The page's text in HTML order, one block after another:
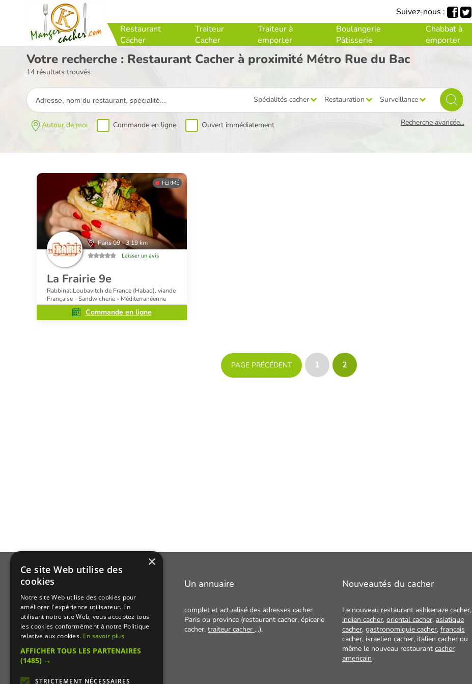
Restaurant
Cacher
Traiteur
Cacher
Traiteur à
emporter
Boulangerie
Pâtisserie
Chabbat à
emporter
Suivez-nous :
Votre recherche : Restaurant Cacher à proximité Métro Rue du Bac
14 résultats trouvés
Spécialités cacher Restauration Surveillance
Autour de moi Commande en ligne Ouvert immédiatement Recherche avancée...
FERMÉ
Paris 09 - 3.19 km
Laisser un avis
La Frairie 9e
Rabbinat Loubavitch de France (Habad), viande
Française - Sandwicherie - Méditerranéenne
Commande en ligne
PAGE PRÉCÉDENT 1 2
Manger Cacher
Cacher c'est quoi ?
Liens utiles
Qui sommes-nous ?
Presse
Un annuaire
complet et actualisé des adresses cacher
Paris ou province (restaurant cacher, épicerie
cacher, traiteur cacher ...).
Nouveautés du cacher
Le nouveau restaurant ashkenaze cacher,
indien cacher, oriental cacher, asiatique
cacher, gastronomiquie cacher, francais
cacher, israelien cacher, italien cacher ou
même le nouveau restaurant cacher
americain
×
Ce site Web utilise des
cookies
Notre site Web utilise des cookies pour
améliorer l'expérience utilisateur. En
utilisant notre site Web, vous acceptez tous
les cookies conformément à notre Politique
relative aux cookies. En savoir plus
AFFICHER TOUS LES PARTENAIRES
(1485) →
STRICTEMENT NÉCESSAIRES